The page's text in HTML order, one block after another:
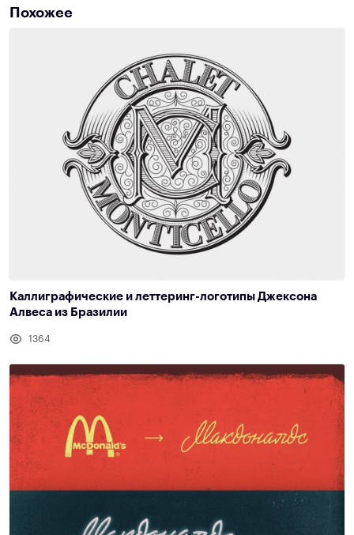
Похожее
Каллиграфические и леттеринг-логотипы Джексона
Алвеса из Бразилии
1364